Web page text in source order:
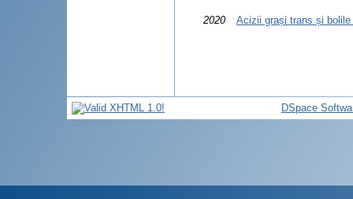
2020 Acizii grași trans și
DSpace